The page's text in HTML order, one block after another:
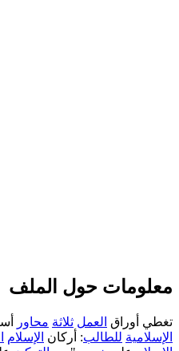
معلومات حول الملف
تغطي أوراق العمل ثلاثة محاور
الإسلامية للطالب: أركان الإسلام